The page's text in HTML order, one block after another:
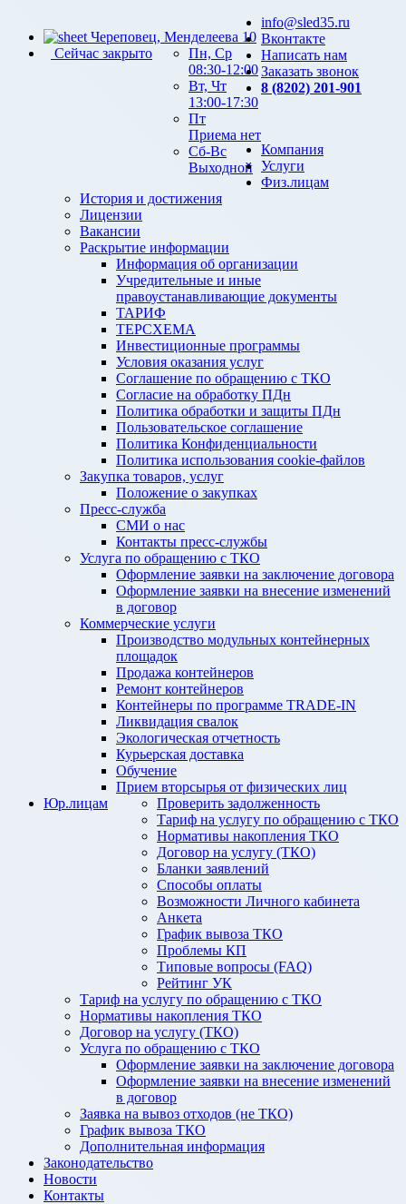
Череповец, Менделеева 10
Сейчас закрыто
Пн, Ср
08:30-12:00
Вт, Чт
13:00-17:30
Пт
Приема нет
Сб-Вс
Выходной
info@sled35.ru
Вконтакте
Написать нам
Заказать звонок
8 (8202) 201-901
Компания
История и достижения
Лицензии
Вакансии
Раскрытие информации
Информация об организации
Учредительные и иные
правоустанавливающие документы
ТАРИФ
ТЕРСХЕМА
Инвестиционные программы
Условия оказания услуг
Соглашение по обращению с ТКО
Согласие на обработку ПДн
Политика обработки и защиты ПДн
Пользовательское соглашение
Политика Конфиденциальности
Политика использования cookie-файлов
Закупка товаров, услуг
Положение о закупках
Пресс-служба
СМИ о нас
Контакты пресс-службы
Услуги
Услуга по обращению с ТКО
Оформление заявки на заключение договора
Оформление заявки на внесение изменений
в договор
Коммерческие услуги
Производство модульных контейнерных
площадок
Продажа контейнеров
Ремонт контейнеров
Контейнеры по программе TRADE-IN
Ликвидация свалок
Экологическая отчетность
Курьерская доставка
Обучение
Прием вторсырья от физических лиц
Физ.лицам
Проверить задолженность
Тариф на услугу по обращению с ТКО
Нормативы накопления ТКО
Договор на услугу (ТКО)
Бланки заявлений
Способы оплаты
Возможности Личного кабинета
Анкета
График вывоза ТКО
Проблемы КП
Типовые вопросы (FAQ)
Рейтинг УК
Юр.лицам
Тариф на услугу по обращению с ТКО
Нормативы накопления ТКО
Договор на услугу (ТКО)
Услуга по обращению с ТКО
Оформление заявки на заключение договора
Оформление заявки на внесение изменений
в договор
Заявка на вывоз отходов (не ТКО)
График вывоза ТКО
Дополнительная информация
Законодательство
Новости
Контакты